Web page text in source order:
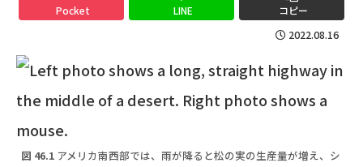
Pocket LINE コピー
2022.08.16
図 46.1 アメリカ南西部では、雨が降ると松の実の生産量が増え、シ